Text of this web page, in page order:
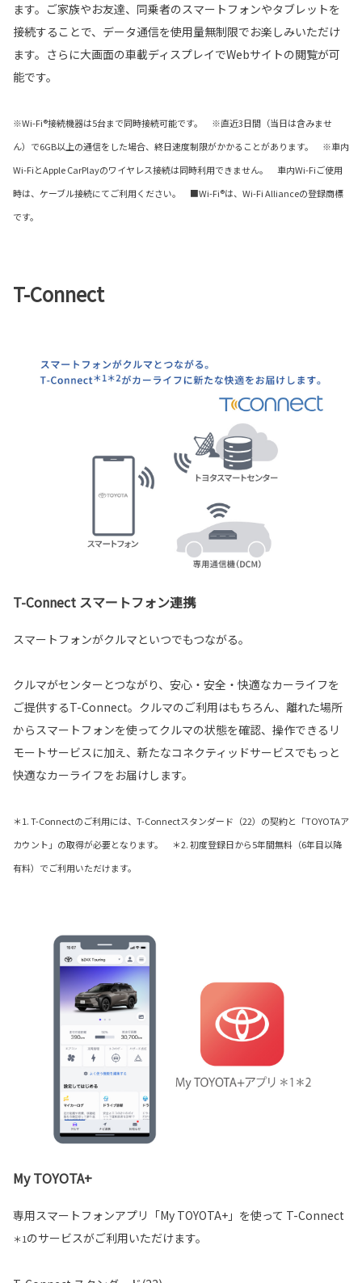
ます。ご家族やお友達、同乗者のスマートフォンやタブレットを
接続することで、データ通信を使用量無制限でお楽しみいただけ
ます。さらに大画面の車載ディスプレイでWebサイトの閲覧が可
能です。
※Wi-Fi®接続機器は5台まで同時接続可能です。 ※直近3日間（当日は含みませ
ん）で6GB以上の通信をした場合、終日速度制限がかかることがあります。 ※車内
Wi-FiとApple CarPlayのワイヤレス接続は同時利用できません。 車内Wi-Fiご使用
時は、ケーブル接続にてご利用ください。 ■Wi-Fi®は、Wi-Fi Allianceの登録商標
です。
T-Connect
T-Connect スマートフォン連携
スマートフォンがクルマといつでもつながる。
クルマがセンターとつながり、安心・安全・快適なカーライフを
ご提供するT-Connect。クルマのご利用はもちろん、離れた場所
からスマートフォンを使ってクルマの状態を確認、操作できるリ
モートサービスに加え、新たなコネクティッドサービスでもっと
快適なカーライフをお届けします。
＊1. T-Connectのご利用には、T-Connectスタンダード（22）の契約と「TOYOTAア
カウント」の取得が必要となります。 ＊2. 初度登録日から5年間無料（6年目以降
有料）でご利用いただけます。
My TOYOTA+
専用スマートフォンアプリ「My TOYOTA+」を使って T-Connect
＊1のサービスがご利用いただけます。